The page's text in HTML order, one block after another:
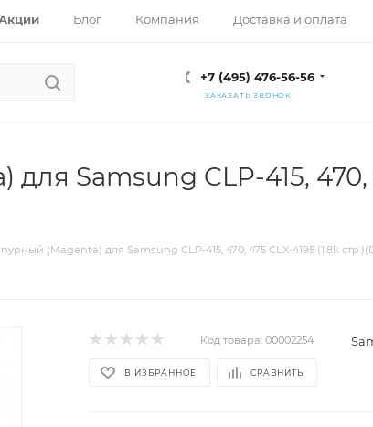
Блог Компания Доставка и оплата
+7 (495) 476-56-56
ЗАКАЗАТЬ ЗВОНОК
Samsung CLP-415, 470,
(Magenta) для Samsung CLP-415, 470, 475 CLX-4195 (1.8k
Код товара: 00002254
В ИЗБРАННОЕ СРАВНИТЬ